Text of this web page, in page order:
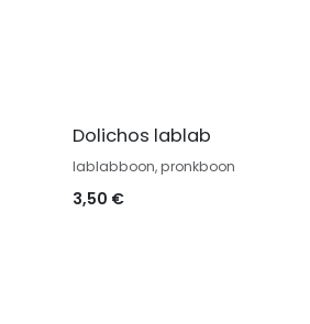
Dolichos lablab
lablabboon, pronkboon
3,50 €